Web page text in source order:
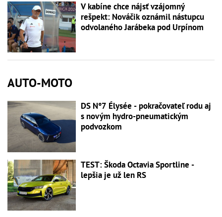
V kabíne chce nájsť vzájomný
rešpekt: Nováčik oznámil nástupcu
odvolaného Jarábeka pod Urpínom
AUTO-MOTO
DS N°7 Élysée - pokračovateľ rodu aj
s novým hydro-pneumatickým
podvozkom
TEST: Škoda Octavia Sportline -
lepšia je už len RS